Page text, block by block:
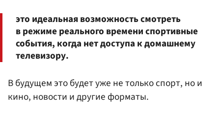
это идеальная возможность смотреть
в режиме реального времени спортивные
события, когда нет доступа к домашнему
телевизору.
В будущем это будет уже не только спорт, но и
кино, новости и другие форматы.